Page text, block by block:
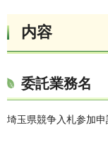
内容
委託業務名
埼玉県競争入札参加